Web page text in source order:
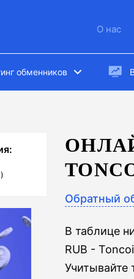
О нас
обменников
Обратный
В таблице
RUB -
Учитывайте